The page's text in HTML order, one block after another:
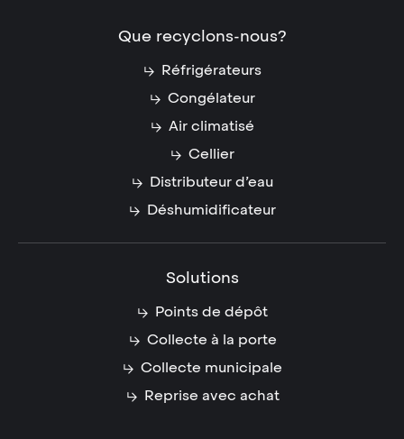
Que recyclons-nous?
Réfrigérateurs
Congélateur
Air climatisé
Cellier
Distributeur d’eau
Déshumidificateur
Solutions
Points de dépôt
Collecte à la porte
Collecte municipale
Reprise avec achat